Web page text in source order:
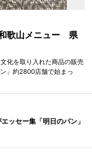
歌山メニュー 県
化を取り入れた商品の販売
」約2800店舗で始まっ
ッセー集「明日のパン」